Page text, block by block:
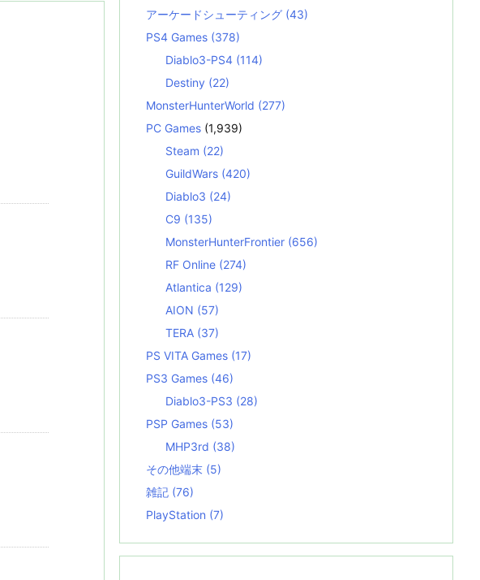
アーケードシューティング (43)
PS4 Games (378)
Diablo3-PS4 (114)
Destiny (22)
MonsterHunterWorld (277)
PC Games (1,939)
Steam (22)
GuildWars (420)
Diablo3 (24)
C9 (135)
MonsterHunterFrontier (656)
RF Online (274)
Atlantica (129)
AION (57)
TERA (37)
PS VITA Games (17)
PS3 Games (46)
Diablo3-PS3 (28)
PSP Games (53)
MHP3rd (38)
その他端末 (5)
雑記 (76)
PlayStation (7)